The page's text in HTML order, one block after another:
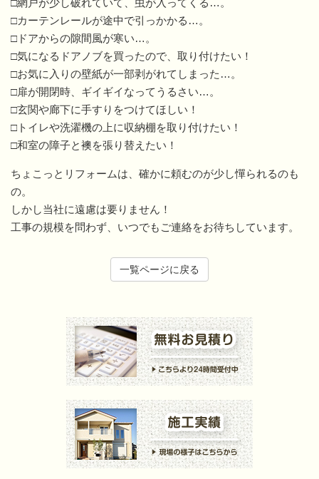
□網戸が少し破れていて、虫が入ってくる…。
□カーテンレールが途中で引っかかる…。
□ドアからの隙間風が寒い…。
□気になるドアノブを買ったので、取り付けたい！
□お気に入りの壁紙が一部剥がれてしまった…。
□扉が開閉時、ギイギイなってうるさい…。
□玄関や廊下に手すりをつけてほしい！
□トイレや洗濯機の上に収納棚を取り付けたい！
□和室の障子と襖を張り替えたい！
ちょこっとリフォームは、確かに頼むのが少し憚られるのも
の。
しかし当社に遠慮は要りません！
工事の規模を問わず、いつでもご連絡をお待ちしています。
一覧ページに戻る